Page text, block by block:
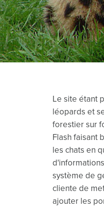
Le site étant
léopards et
forestier sur
Flash faisant
les chats en
système de
cliente de
ajouter les